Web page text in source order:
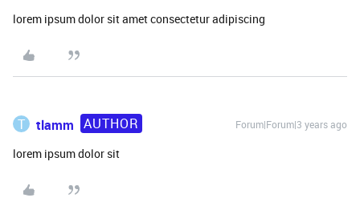
lorem ipsum dolor sit amet consectetur adipiscing
T tlamm AUTHOR Forum|Forum|3 years ago
lorem ipsum dolor sit